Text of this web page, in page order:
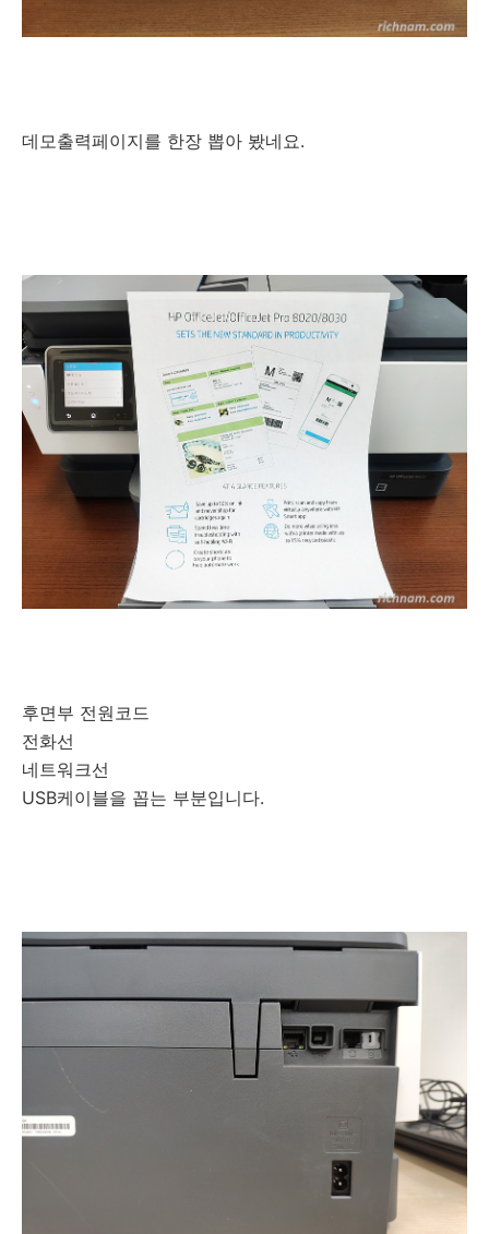
데모출력페이지를 한장 뽑아 봤네요.
후면부 전원코드
전화선
네트워크선
USB케이블을 꼽는 부분입니다.